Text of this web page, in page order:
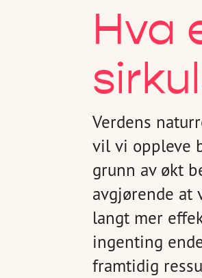
Hva
Verdens
vil vi oppleve
grunn av økt
avgjørende at
langt mer
ingenting
framtidig